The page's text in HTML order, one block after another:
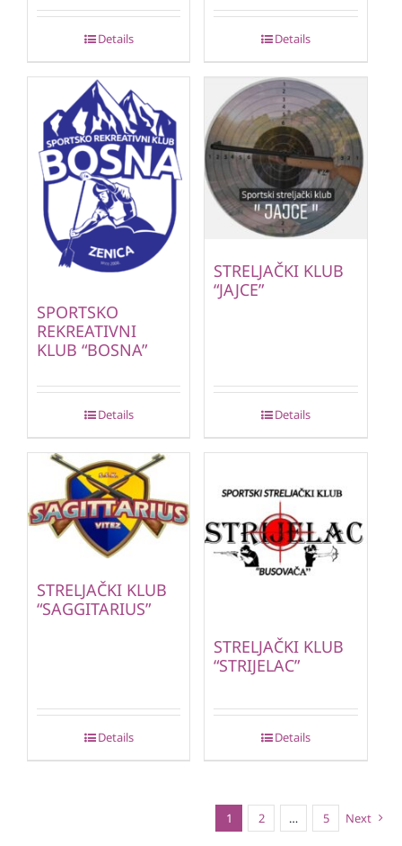
Details Details
SPORTSKO
REKREATIVNI
KLUB “BOSNA”
Details
STRELJAČKI KLUB
“JAJCE”
Details
STRELJAČKI KLUB
“SAGGITARIUS”
Details
STRELJAČKI KLUB
“STRIJELAC”
Details
1 2 … 5 Next